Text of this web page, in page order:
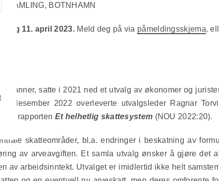
BOTNHAMN
11. april 2023. Meld deg på via påmeldingsskjema,
Sanner, satte i 2021 ned et utvalg av økonomer og
I desember 2022 overleverte utvalgsleder Ragnar
av rapporten Et helhetlig skattesystem (NOU 2022:20).
skatteområder, bl.a. endringer i beskatning av
av arveavgiften. Et samla utvalg ønsker å gjøre det
av arbeidsinntekt. Utvalget er imidlertid ikke helt